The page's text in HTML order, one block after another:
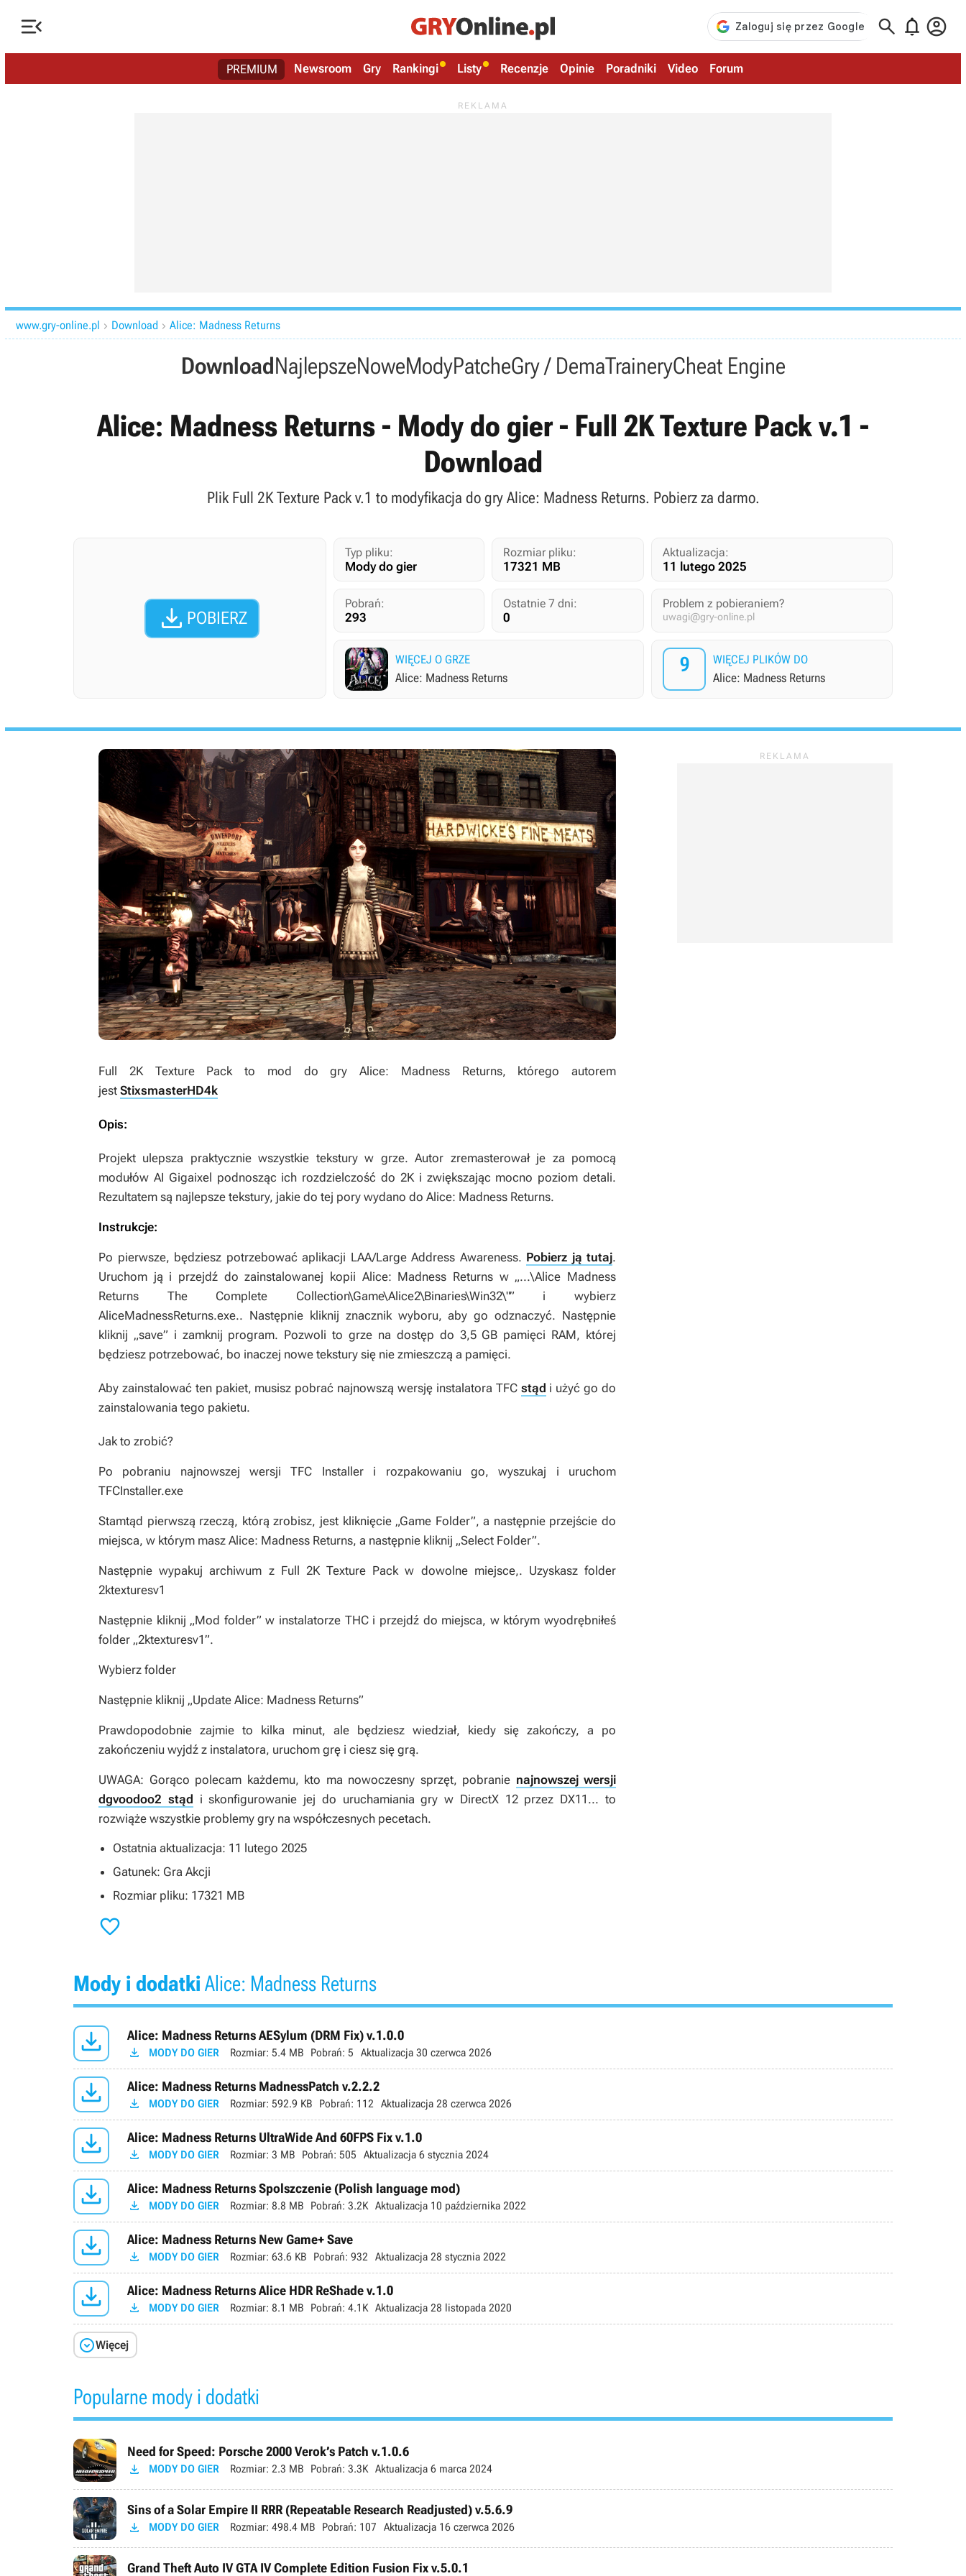
   
PREMIUM Newsroom Gry Rankingi Listy Recenzje Opinie Poradniki Video Forum
www.gry-online.pl  Download  Alice: Madness Returns
DownloadNajlepszeNoweModyPatcheGry / DemaTraineryCheat Engine
Alice: Madness Returns - Mody do gier - Full 2K Texture Pack v.1 -
Download
Plik Full 2K Texture Pack v.1 to modyfikacja do gry Alice: Madness Returns. Pobierz za darmo.
 POBIERZ
Typ pliku:
Mody do gier
Rozmiar pliku:
17321 MB
Aktualizacja:
11 lutego 2025
Pobrań:
293
Ostatnie 7 dni:
0
Problem z pobieraniem?
uwagi@gry-online.pl
WIĘCEJ O GRZE
Alice: Madness Returns
9 WIĘCEJ PLIKÓW DO
Alice: Madness Returns
Full 2K Texture Packto mod do gry Alice: Madness Returns, którego autorem
jest StixsmasterHD4k
Opis:
Projekt ulepsza praktycznie wszystkie tekstury w grze. Autor zremasterował je za pomocą
modułów AI Gigaixel podnosząc ich rozdzielczość do 2K i zwiększając mocno poziom detali.
Rezultatem są najlepsze tekstury, jakie do tej pory wydano do Alice: Madness Returns.
Instrukcje:
Po pierwsze, będziesz potrzebować aplikacji LAA/Large Address Awareness. Pobierz ją tutaj.
Uruchom ją i przejdź do zainstalowanej kopii Alice: Madness Returns w „...\Alice Madness
Returns The Complete Collection\Game\Alice2\Binaries\Win32\"” i wybierz
AliceMadnessReturns.exe.. Następnie kliknij znacznik wyboru, aby go odznaczyć. Następnie
kliknij „save” i zamknij program. Pozwoli to grze na dostęp do 3,5 GB pamięci RAM, której
będziesz potrzebować, bo inaczej nowe tekstury się nie zmieszczą a pamięci.
Aby zainstalować ten pakiet, musisz pobrać najnowszą wersję instalatora TFC stąd i użyć go do
zainstalowania tego pakietu.
Jak to zrobić?
Po pobraniu najnowszej wersji TFC Installer i rozpakowaniu go, wyszukaj i uruchom
TFCInstaller.exe
Stamtąd pierwszą rzeczą, którą zrobisz, jest kliknięcie „Game Folder”, a następnie przejście do
miejsca, w którym masz Alice: Madness Returns, a następnie kliknij „Select Folder”.
Następnie wypakuj archiwum z Full 2K Texture Packw dowolne miejsce,. Uzyskasz folder
2ktexturesv1
Następnie kliknij „Mod folder” w instalatorze THC i przejdź do miejsca, w którym wyodrębniłeś
folder „2ktexturesv1”.
Wybierz folder
Następnie kliknij „Update Alice: Madness Returns”
Prawdopodobnie zajmie to kilka minut, ale będziesz wiedział, kiedy się zakończy, a po
zakończeniu wyjdź z instalatora, uruchom grę i ciesz się grą.
UWAGA: Gorąco polecam każdemu, kto ma nowoczesny sprzęt, pobranie najnowszej wersji
dgvoodoo2 stąd i skonfigurowanie jej do uruchamiania gry w DirectX 12 przez DX11... to
rozwiąże wszystkie problemy gry na współczesnych pecetach.
Ostatnia aktualizacja: 11 lutego 2025
Gatunek: Gra Akcji
Rozmiar pliku: 17321 MB

Mody i dodatkiAlice: Madness Returns
 Alice: Madness Returns AESylum (DRM Fix) v.1.0.0
 MODY DO GIER Rozmiar: 5.4 MB Pobrań: 5 Aktualizacja 30 czerwca 2026
 Alice: Madness Returns MadnessPatch v.2.2.2
 MODY DO GIER Rozmiar: 592.9 KB Pobrań: 112 Aktualizacja 28 czerwca 2026
 Alice: Madness Returns UltraWide And 60FPS Fix v.1.0
 MODY DO GIER Rozmiar: 3 MB Pobrań: 505 Aktualizacja 6 stycznia 2024
 Alice: Madness Returns Spolszczenie (Polish language mod)
 MODY DO GIER Rozmiar: 8.8 MB Pobrań: 3.2K Aktualizacja 10 października 2022
 Alice: Madness Returns New Game+ Save
 MODY DO GIER Rozmiar: 63.6 KB Pobrań: 932 Aktualizacja 28 stycznia 2022
 Alice: Madness Returns Alice HDR ReShade v.1.0
 MODY DO GIER Rozmiar: 8.1 MB Pobrań: 4.1K Aktualizacja 28 listopada 2020
Więcej
Popularne mody i dodatki
Need for Speed: Porsche 2000 Verok’s Patch v.1.0.6
 MODY DO GIER Rozmiar: 2.3 MB Pobrań: 3.3K Aktualizacja 6 marca 2024
Sins of a Solar Empire II RRR (Repeatable Research Readjusted) v.5.6.9
 MODY DO GIER Rozmiar: 498.4 MB Pobrań: 107 Aktualizacja 16 czerwca 2026
Grand Theft Auto IV GTA IV Complete Edition Fusion Fix v.5.0.1